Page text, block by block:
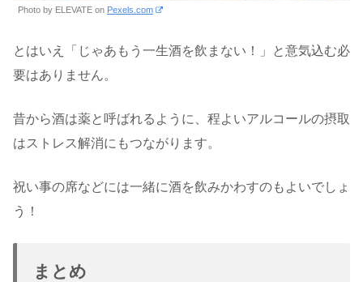
Photo by ELEVATE on Pexels.com
とはいえ「じゃあもう一生酒を飲まない！」と意気込む必
要はありません。
昔から酒は薬と呼ばれるように、程よいアルコールの摂取
はストレス解消にもつながります。
祝い事の席などには一緒に酒を飲みかわすのもよいでしょ
う！
まとめ